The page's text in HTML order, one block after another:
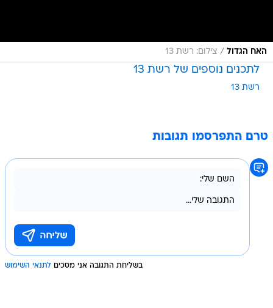
האח הגדול / צילום: רשת 13
לתכנים נוספים של רשת 13
רשת 13
טרם התפרסמו תגובות
בשליחת התגובה אני מסכים לתנאי השימוש